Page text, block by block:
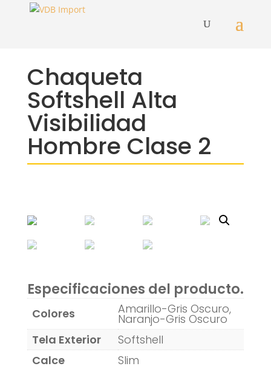
Chaqueta
Softshell Alta
Visibilidad
Hombre Clase 2
Especificaciones del producto.
Colores Amarillo-Gris Oscuro,
Naranjo-Gris Oscuro
Tela Exterior
Softshell
Calce
Slim